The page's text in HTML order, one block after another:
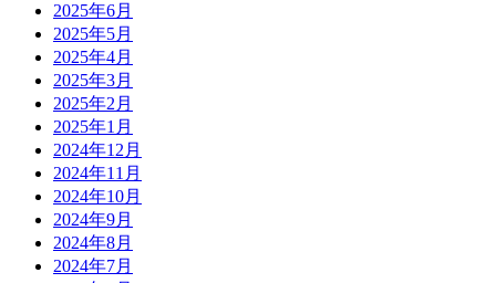
2025年6月
2025年5月
2025年4月
2025年3月
2025年2月
2025年1月
2024年12月
2024年11月
2024年10月
2024年9月
2024年8月
2024年7月